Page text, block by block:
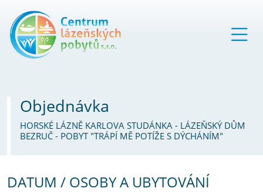
Objednávka
HORSKÉ LÁZNĚ KARLOVA STUDÁNKA - LÁZEŇSKÝ DŮM
BEZRUČ - POBYT "TRÁPÍ MĚ POTÍŽE S DÝCHÁNÍM"
DATUM / OSOBY A UBYTOVÁNÍ